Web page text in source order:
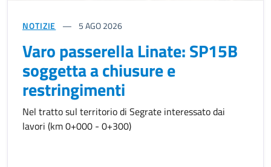
NOTIZIE 5 AGO 2026
Varo passerella Linate: SP15B
soggetta a chiusure e
restringimenti
Nel tratto sul territorio di Segrate interessato dai
lavori (km 0+000 - 0+300)